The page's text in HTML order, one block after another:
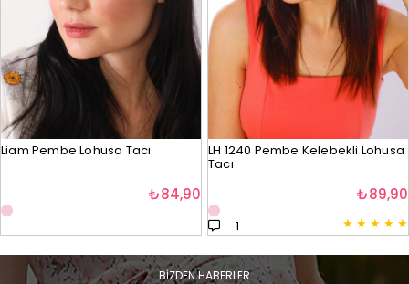
Liam Pembe Lohusa Tacı
₺84,90
LH 1240 Pembe Kelebekli Lohusa
Tacı
★ ★ ★ ★ ★
1
₺89,90
BİZDEN HABERLER